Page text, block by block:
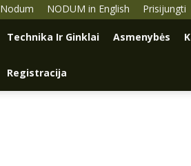
Nodum NODUM in English Prisijungti
Technika Ir Ginklai Asmenybės
Registracija